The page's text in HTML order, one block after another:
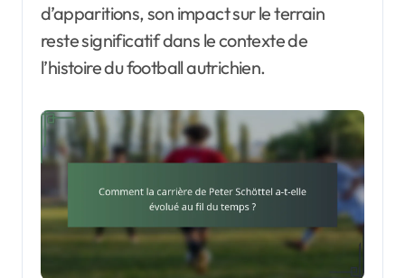
d’apparitions, son impact sur le terrain
reste significatif dans le contexte de
l’histoire du football autrichien.